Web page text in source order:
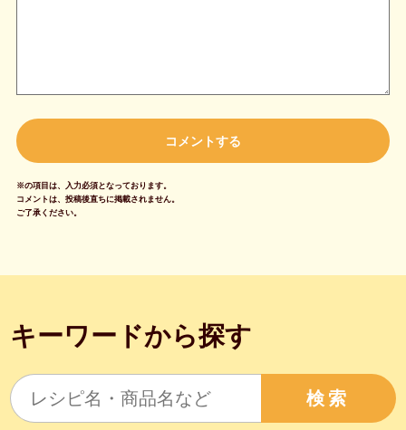
※の項目は、入力必須となっております。
コメントは、投稿後直ちに掲載されません。
ご了承ください。
キーワードから探す
検索